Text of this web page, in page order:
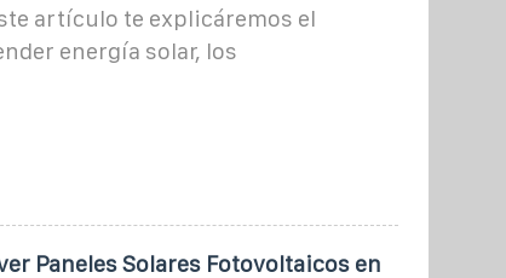
artículo te explicáremos el
energía solar, los
Paneles Solares Fotovoltaicos en